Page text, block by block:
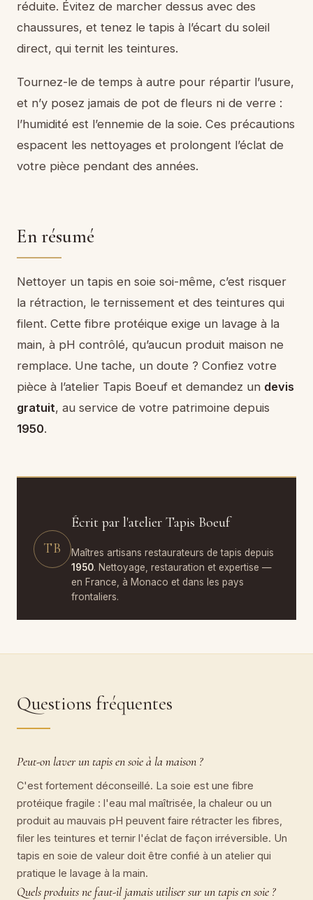
réduite. Évitez de marcher dessus avec des
chaussures, et tenez le tapis à l’écart du soleil
direct, qui ternit les teintures.
Tournez-le de temps à autre pour répartir l’usure,
et n’y posez jamais de pot de fleurs ni de verre :
l’humidité est l’ennemie de la soie. Ces précautions
espacent les nettoyages et prolongent l’éclat de
votre pièce pendant des années.
En résumé
Nettoyer un tapis en soie soi-même, c’est risquer
la rétraction, le ternissement et des teintures qui
filent. Cette fibre protéique exige un lavage à la
main, à pH contrôlé, qu’aucun produit maison ne
remplace. Une tache, un doute ? Confiez votre
pièce à l’atelier Tapis Boeuf et demandez un devis
gratuit, au service de votre patrimoine depuis
1950.
TB
Écrit par l'atelier Tapis Boeuf
Maîtres artisans restaurateurs de tapis depuis
1950. Nettoyage, restauration et expertise —
en France, à Monaco et dans les pays
frontaliers.
Questions fréquentes
Peut-on laver un tapis en soie à la maison ?
C'est fortement déconseillé. La soie est une fibre
protéique fragile : l'eau mal maîtrisée, la chaleur ou un
produit au mauvais pH peuvent faire rétracter les fibres,
filer les teintures et ternir l'éclat de façon irréversible. Un
tapis en soie de valeur doit être confié à un atelier qui
pratique le lavage à la main.
Quels produits ne faut-il jamais utiliser sur un tapis en soie ?